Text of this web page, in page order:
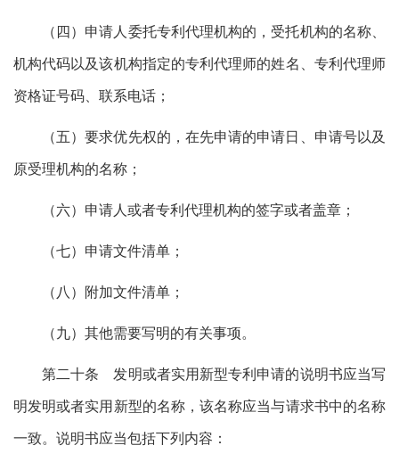
（四）申请人委托专利代理机构的，受托机构的名称、
机构代码以及该机构指定的专利代理师的姓名、专利代理师
资格证号码、联系电话；
（五）要求优先权的，在先申请的申请日、申请号以及
原受理机构的名称；
（六）申请人或者专利代理机构的签字或者盖章；
（七）申请文件清单；
（八）附加文件清单；
（九）其他需要写明的有关事项。
第二十条 发明或者实用新型专利申请的说明书应当写
明发明或者实用新型的名称，该名称应当与请求书中的名称
一致。说明书应当包括下列内容：